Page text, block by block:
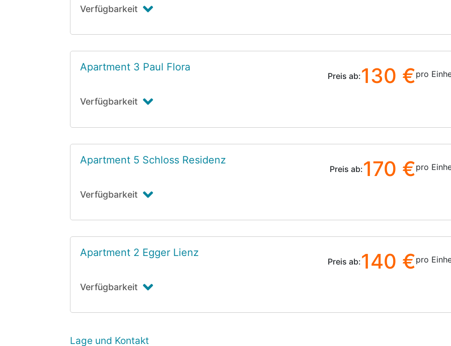
Verfügbarkeit
Apartment 3 Paul Flora
Preis ab:130 €pro
Verfügbarkeit
Apartment 5 Schloss Residenz
Preis ab:170 €pro
Verfügbarkeit
Apartment 2 Egger Lienz
Preis ab:140 €pro
Verfügbarkeit
Lage und Kontakt